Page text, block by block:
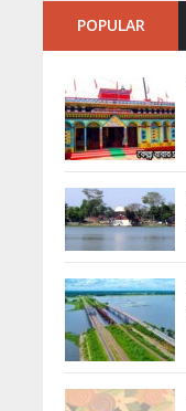
POPULAR